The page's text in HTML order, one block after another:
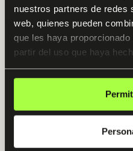
nuestros partners de redes
web, quienes pueden
que les haya
partir del uso que haya